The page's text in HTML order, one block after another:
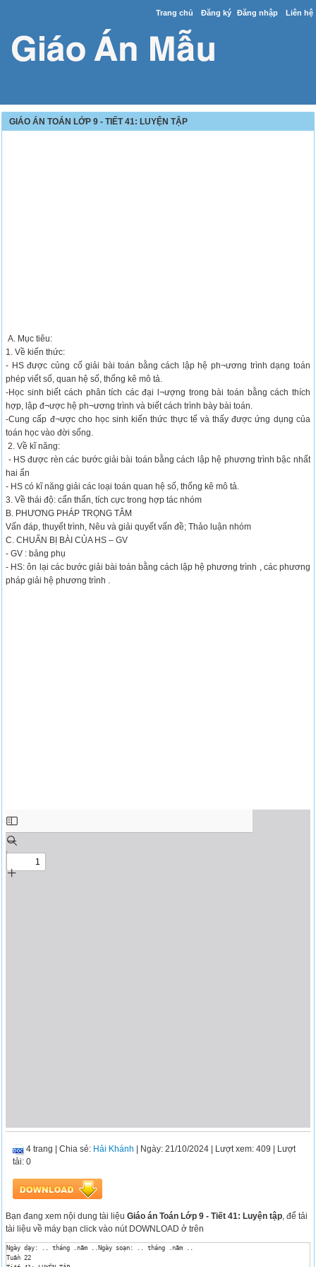
Trang chủ Đăng ký Đăng nhập Liên hệ
GIÁO ÁN TOÁN LỚP 9 - TIẾT 41: LUYỆN TẬP
A. Mục tiêu:
1. Về kiến thức:
- HS được củng cố giải bài toán bằng cách lập hệ ph¬ương trình dạng toán
phép viết số, quan hệ số, thống kê mô tả.
-Học sinh biết cách phân tích các đại l¬ượng trong bài toán bằng cách thích
hợp, lập đ¬ược hệ ph¬ương trình và biết cách trình bày bài toán.
-Cung cấp đ¬ược cho học sinh kiến thức thực tế và thấy được ứng dụng của
toán học vào đời sống.
2. Về kĩ năng:
- HS được rèn các bước giải bài toán bằng cách lập hệ phương trình bậc nhất
hai ẩn
- HS có kĩ năng giải các loại toán quan hệ số, thống kê mô tả.
3. Về thái độ: cẩn thẩn, tích cực trong hợp tác nhóm
B. PHƯƠNG PHÁP TRỌNG TÂM
Vấn đáp, thuyết trình, Nêu và giải quyết vấn đề; Thảo luận nhóm
C. CHUẨN BỊ BÀI CỦA HS – GV
- GV : bảng phụ
- HS: ôn lại các bước giải bài toán bằng cách lập hệ phương trình , các phương
pháp giải hệ phương trình .
4 trang |Chia sẻ: Hải Khánh | Ngày: 21/10/2024 | Lượt xem: 409 | Lượt
tải: 0
Bạn đang xem nội dung tài liệuGiáo án Toán Lớp 9 - Tiết 41: Luyện tập, để tải
tài liệu về máy bạn click vào nút DOWNLOAD ở trên
Ngày dạy: .. tháng .năm ..Ngày soạn: .. tháng .năm ..
Tuần 22